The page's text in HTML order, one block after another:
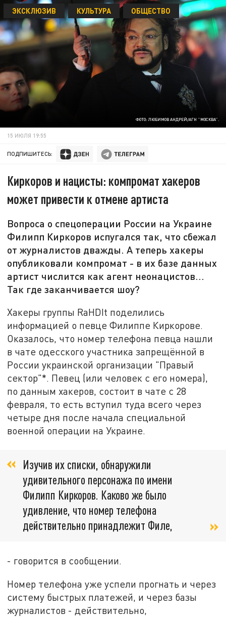
ФОТО: ЛЮБИМОВ АНДРЕЙ/АГН "МОСКВА".
ЭКСКЛЮЗИВ КУЛЬТУРА ОБЩЕСТВО
15 ИЮЛЯ 19:55
ПОДПИШИТЕСЬ:
Киркоров и нацисты: компромат хакеров
может привести к отмене артиста
Вопроса о спецоперации России на Украине
Филипп Киркоров испугался так, что сбежал
от журналистов дважды. А теперь хакеры
опубликовали компромат - в их базе данных
артист числится как агент неонацистов...
Так где заканчивается шоу?
Хакеры группы RaHDIt поделились
информацией о певце Филиппе Киркорове.
Оказалось, что номер телефона певца нашли
в чате одесского участника запрещённой в
России украинской организации "Правый
сектор"*. Певец (или человек с его номера),
по данным хакеров, состоит в чате с 28
февраля, то есть вступил туда всего через
четыре дня после начала специальной
военной операции на Украине.
Изучив их списки, обнаружили
удивительного персонажа по имени
Филипп Киркоров. Каково же было
удивление, что номер телефона
действительно принадлежит Филе,
- говорится в сообщении.
Номер телефона уже успели прогнать и через
систему быстрых платежей, и через базы
журналистов - действительно,